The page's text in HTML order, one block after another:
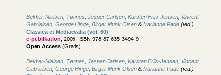
Bekker-Nielsen, Tønnes Jesper Carlsen Karsten Friis-Jensen Vincent
Gabrielsen George Hinge Birger Munk Olsen & Marianne Pade (red.)
Classica et Mediaevalia (vol. 60)
e-publikation , 2009, ISBN 978-87-635-3494-9
Open Access (Gratis)
Bekker-Nielsen, Tønnes Jesper Carlsen Karsten Friis-Jensen Vincent
Gabrielsen George Hinge Birger Munk Olsen & Marianne Pade (red.)